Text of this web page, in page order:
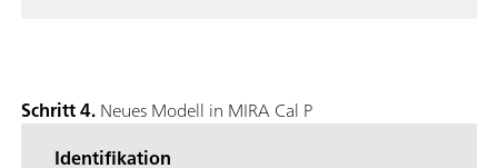
Schritt 4.Neues Modell in MIRA Cal P
Identifikation